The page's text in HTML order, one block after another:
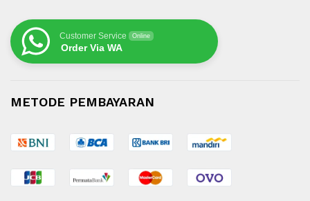
Customer Service Online
Order Via WA
METODE PEMBAYARAN